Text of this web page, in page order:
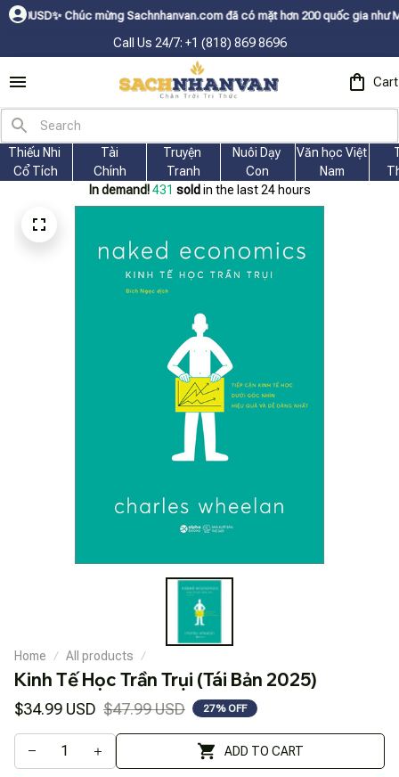
Chúc mừng Sachnhanvan.com đã có mặt hơn 200 quốc gia như Mỹ,
Call Us 24/7: +1 (818) 869 8696
Cart
Thiếu Nhi
Cổ Tích
Tài
Chính
Truyện
Tranh
Nuôi Dạy
Con
Văn học Việt
Nam
In demand! 431 sold in the last 24 hours
Home All products
Kinh Tế Học Trần Trụi (Tái Bản 2025)
$34.99 USD $47.99 USD 27% OFF
ADD TO CART